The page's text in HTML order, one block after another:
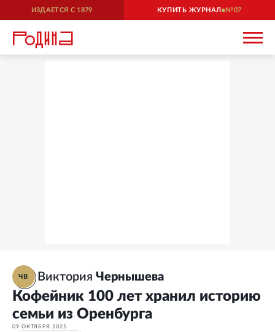
ИЗДАЕТСЯ С 1879 КУПИТЬ ЖУРНАЛ 07
ЧВ Виктория Чернышева
Кофейник 100 лет хранил историю
семьи из Оренбурга
09 ОКТЯБРЯ 2025